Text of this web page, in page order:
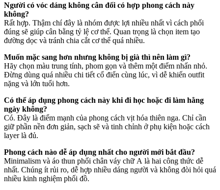
Người có vóc dáng không cân đối có hợp phong cách này
không?
Rất hợp. Thậm chí đây là nhóm được lợi nhiều nhất vì cách phối
đúng sẽ giúp cân bằng tỷ lệ cơ thể. Quan trọng là chọn item tạo
đường dọc và tránh chia cắt cơ thể quá nhiều.
Muốn mặc sang hơn nhưng không bị già thì nên làm gì?
Hãy chọn màu trung tính, phom gọn và thêm một điểm nhấn nhỏ.
Đừng dùng quá nhiều chi tiết cổ điển cùng lúc, vì dễ khiến outfit
nặng và lớn tuổi hơn.
Có thể áp dụng phong cách này khi đi học hoặc đi làm hằng
ngày không?
Có. Đây là điểm mạnh của phong cách vịt hóa thiên nga. Chỉ cần
giữ phần nền đơn giản, sạch sẽ và tinh chỉnh ở phụ kiện hoặc cách
layer là đủ.
Phong cách nào dễ áp dụng nhất cho người mới bắt đầu?
Minimalism và áo thun phối chân váy chữ A là hai công thức dễ
nhất. Chúng ít rủi ro, dễ hợp nhiều dáng người và không đòi hỏi quá
nhiều kinh nghiệm phối đồ.